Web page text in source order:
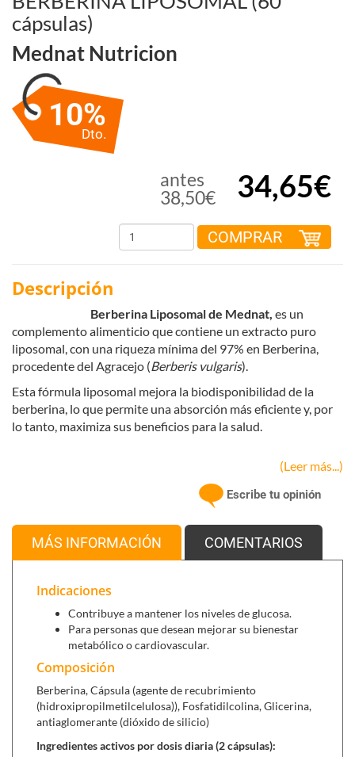
cápsulas)
Mednat Nutricion
10%
Dto.
antes
38,50€
34,65€
COMPRAR
Descripción
Berberina Liposomal de Mednat, es un
complemento alimenticio que contiene un extracto puro
liposomal, con una riqueza mínima del 97% en Berberina,
procedente del Agracejo (Berberis vulgaris).
Esta fórmula liposomal mejora la biodisponibilidad de la
berberina, lo que permite una absorción más eficiente y, por
lo tanto, maximiza sus beneficios para la salud.
Kemogras metabolic (30 cápsulas),ayuda a adelgazar.
en sangre.
(Leer más...)
Escribe tu opinión
MÁS INFORMACIÓN COMENTARIOS
Indicaciones
Contribuye a mantener los niveles de glucosa.
Para personas que desean mejorar su bienestar
metabólico o cardiovascular.
Composición
Berberina, Cápsula (agente de recubrimiento
(hidroxipropilmetilcelulosa)), Fosfatidilcolina, Glicerina,
antiaglomerante (dióxido de silicio)
Ingredientes activos por dosis diaria (2 cápsulas):